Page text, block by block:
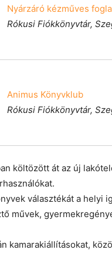
Nyárzáró kézműves
Rókusi Fiókkönyvtár,
Animus Könyvklub
Rókusi Fiókkönyvtár,
költözött át az új
választékát a helyi
művek,
kamarakiállításokat,